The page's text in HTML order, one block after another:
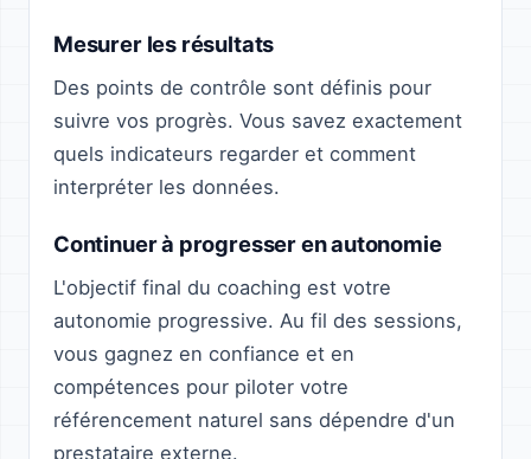
Mesurer les résultats
Des points de contrôle sont définis pour
suivre vos progrès. Vous savez exactement
quels indicateurs regarder et comment
interpréter les données.
Continuer à progresser en autonomie
L'objectif final du coaching est votre
autonomie progressive. Au fil des sessions,
vous gagnez en confiance et en
compétences pour piloter votre
référencement naturel sans dépendre d'un
prestataire externe.